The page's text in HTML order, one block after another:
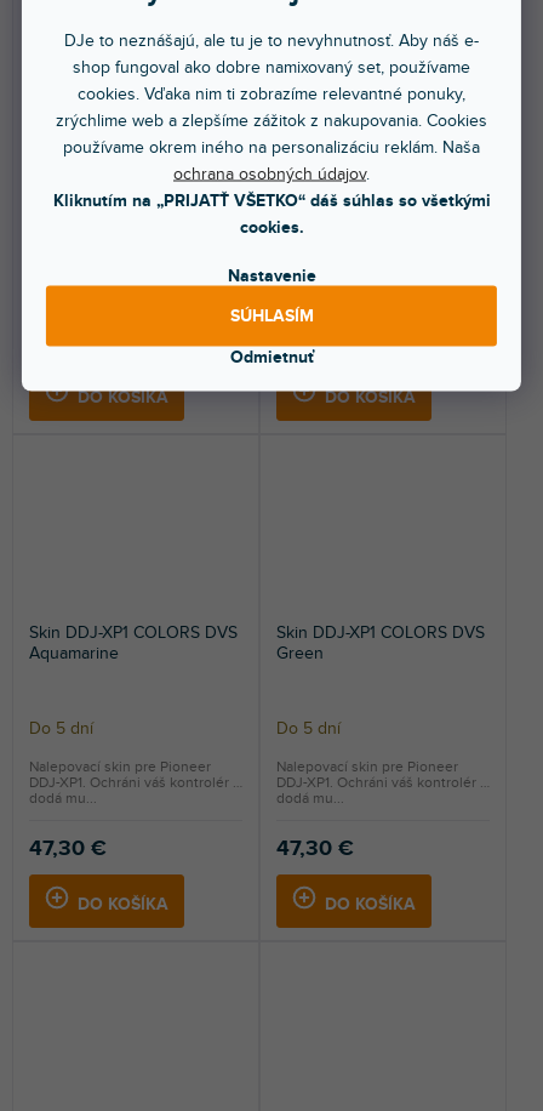
DJe to neznášajú, ale tu je to nevyhnutnosť. Aby náš e-
shop fungoval ako dobre namixovaný set, používame
cookies. Vďaka nim ti zobrazíme relevantné ponuky,
zrýchlime web a zlepšíme zážitok z nakupovania. Cookies
používame okrem iného na personalizáciu reklám. Naša
ochrana osobných údajov.
Kliknutím na „PRIJATŤ VŠETKO“ dáš súhlas so všetkými
cookies.
Nastavenie
Odmietnuť
SÚHLASÍM
Skin DDJ-XP1 FULL
COLORS Black
47,30 €
DO KOŠÍKA
DDJ-XP1. Ochráni váš kontrolér a
dodá mu...
Skin DDJ-XP1 COLORS DVS
White
Do 5 dní
47,30 €
DO KOŠÍKA
DDJ-XP1. Ochráni váš kontrolér a
dodá mu...
Skin DDJ-XP1 COLORS DVS
Aquamarine
Do 5 dní
47,30 €
DO KOŠÍKA
Nalepovací skin pre Pioneer
DDJ-XP1. Ochráni váš kontrolér a
dodá mu...
Skin DDJ-XP1 COLORS DVS
Green
Do 5 dní
47,30 €
DO KOŠÍKA
Nalepovací skin pre Pioneer
DDJ-XP1. Ochráni váš kontrolér a
dodá mu...